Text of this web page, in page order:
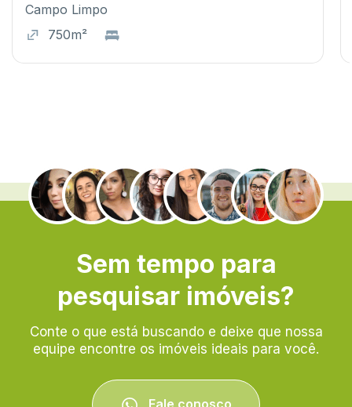
Campo Limpo
750m²
.
Sem tempo para
pesquisar imóveis?
Conte o que está buscando e deixe que nossa
equipe encontre os imóveis ideais para você.
Fale conosco